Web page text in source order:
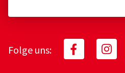
Folge uns: